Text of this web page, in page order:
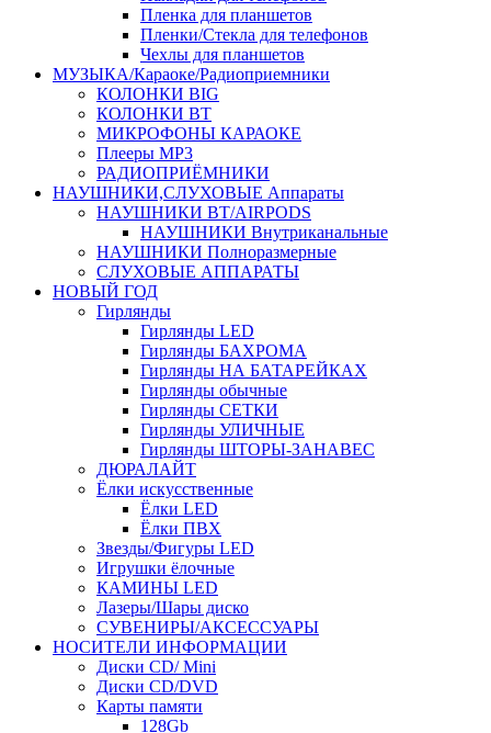
Пленка для планшетов
Пленки/Стекла для телефонов
Чехлы для планшетов
МУЗЫКА/Караоке/Радиоприемники
КОЛОНКИ BIG
КОЛОНКИ BT
МИКРОФОНЫ КАРАОКЕ
Плееры MP3
РАДИОПРИЁМНИКИ
НАУШНИКИ,СЛУХОВЫЕ Аппараты
НАУШНИКИ BT/AIRPODS
НАУШНИКИ Внутриканальные
НАУШНИКИ Полноразмерные
СЛУХОВЫЕ АППАРАТЫ
НОВЫЙ ГОД
Гирлянды
Гирлянды LED
Гирлянды БАХРОМА
Гирлянды НА БАТАРЕЙКАХ
Гирлянды обычные
Гирлянды СЕТКИ
Гирлянды УЛИЧНЫЕ
Гирлянды ШТОРЫ-ЗАНАВЕС
ДЮРАЛАЙТ
Ёлки искусственные
Ёлки LED
Ёлки ПВХ
Звезды/Фигуры LED
Игрушки ёлочные
КАМИНЫ LED
Лазеры/Шары диско
СУВЕНИРЫ/АКСЕССУАРЫ
НОСИТЕЛИ ИНФОРМАЦИИ
Диски CD/ Mini
Диски CD/DVD
Карты памяти
128Gb